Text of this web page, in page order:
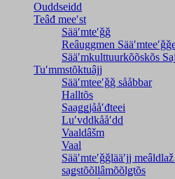
Ouddseidd
Teâđ meeʹst
Sääʹmteʹǧǧ
Reâuggmen
Sääʹmkulttuurkõõskõs
Tuʹmmstõktuâjj
Sääʹmteeʹǧǧ sååbbar
Halltõs
Saaǥǥjååʹđteei
Luʹvddkååʹdd
Vaaldâšm
Vaal
Sääʹmteʹǧǧlääʹjj
saǥstõõllâmõõlǥtõs